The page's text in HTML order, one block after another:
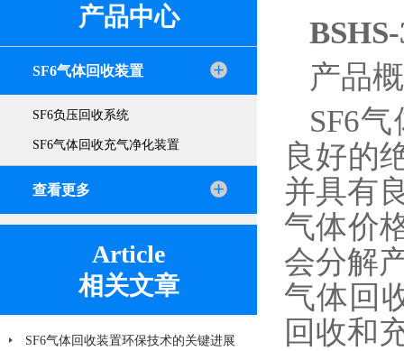
产品中心
SF6气体回收装置
SF6负压回收系统
SF6气体回收充气净化装置
查看更多
Article
相关文章
SF6气体回收装置环保技术的关键进展
产品
SF6
良好的
并具有
气体价
会分解
气体回
回收和